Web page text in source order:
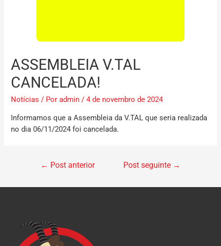
ASSEMBLEIA V.TAL
CANCELADA!
Notícias / Poradmin /4 de novembro de 2024
Informamos que a Assembleia daV.TAL que seria realizada
no dia06/11/2024 foicancelada.
← Post anterior Post seguinte →